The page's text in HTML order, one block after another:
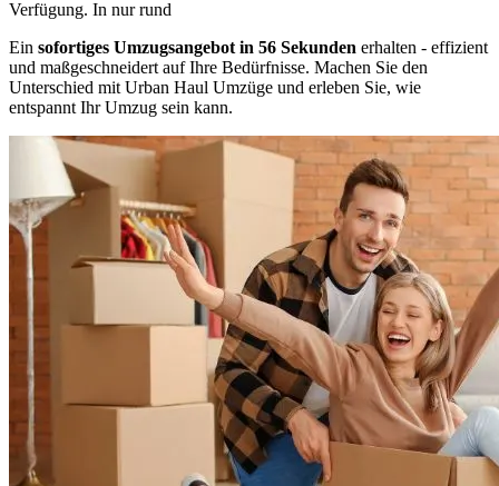
Verfügung. In nur rund
Ein sofortiges Umzugsangebot in 56 Sekunden erhalten - effizient
und maßgeschneidert auf Ihre Bedürfnisse. Machen Sie den
Unterschied mit Urban Haul Umzüge und erleben Sie, wie
entspannt Ihr Umzug sein kann.